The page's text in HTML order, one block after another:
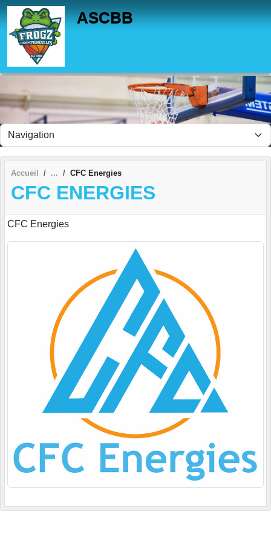
ASCBB
Accueil CFC Energies
CFC ENERGIES
CFC Energies
Panneau de gestion des cookies